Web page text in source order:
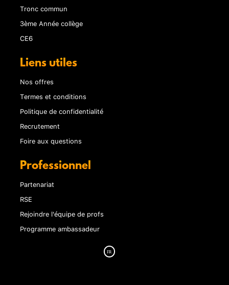
Tronc commun
3ème Année collège
CE6
Liens utiles
Nos offres
Termes et conditions
Politique de confidentialité
Recrutement
Foire aux questions
Professionnel
Partenariat
RSE
Rejoindre l'équipe de profs
Programme ambassadeur